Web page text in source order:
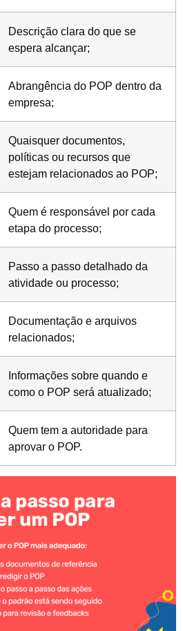
Descrição clara do que se
espera alcançar;
Abrangência do POP dentro da
empresa;
Quaisquer documentos,
políticas ou recursos que
estejam relacionados ao POP;
Quem é responsável por cada
etapa do processo;
Passo a passo detalhado da
atividade ou processo;
Documentação e arquivos
relacionados;
Informações sobre quando e
como o POP será atualizado;
Quem tem a autoridade para
aprovar o POP.